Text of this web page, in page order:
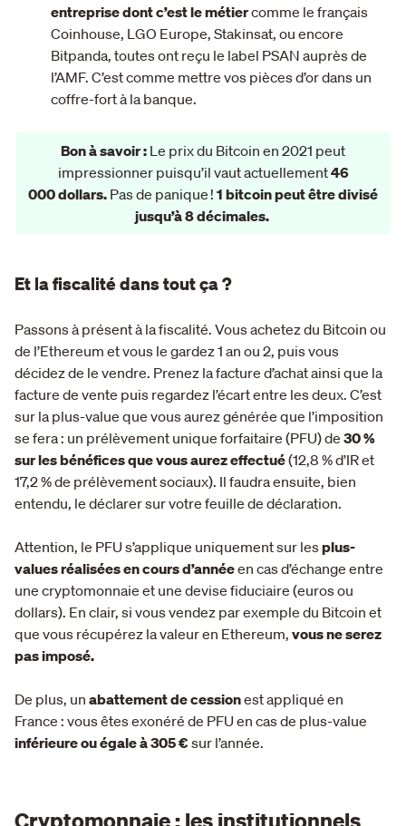
entreprise dont c’est le métiercomme le français
Coinhouse, LGO Europe, Stakinsat, ou encore
Bitpanda, toutes ont reçu le label PSAN auprès de
l’AMF. C’est comme mettre vos pièces d’or dans un
coffre-fort à la banque.
Bon à savoir : Le prix du Bitcoin en 2021 peut
impressionner puisqu’il vaut actuellement46
000 dollars. Pas de panique ! 1 bitcoin peut être divisé
jusqu’à 8 décimales.
Et la fiscalité dans tout ça ?
Passons à présent à la fiscalité. Vous achetez du Bitcoin ou
de l’Ethereum et vous le gardez 1 an ou 2, puis vous
décidez de le vendre. Prenez la facture d’achat ainsi que la
facture de vente puis regardez l’écart entre les deux. C’est
sur la plus-value que vous aurez générée que l’imposition
se fera : un prélèvement unique forfaitaire (PFU) de 30 %
sur les bénéfices que vous aurez effectué(12,8 % d’IR et
17,2 % de prélèvement sociaux). Il faudra ensuite, bien
entendu, le déclarer sur votre feuille de déclaration.
Attention, le PFU s’applique uniquement sur lesplus-
values réalisées en cours d’annéeen cas d’échange entre
une cryptomonnaie et une devise fiduciaire (euros ou
dollars). En clair, si vous vendez par exemple du Bitcoin et
que vous récupérez la valeur en Ethereum, vous ne serez
pas imposé.
De plus, un abattement de cessionest appliqué en
France : vous êtes exonéré de PFU en cas de plus-value
inférieure ou égale à 305 € sur l’année.
Cryptomonnaie : les institutionnels